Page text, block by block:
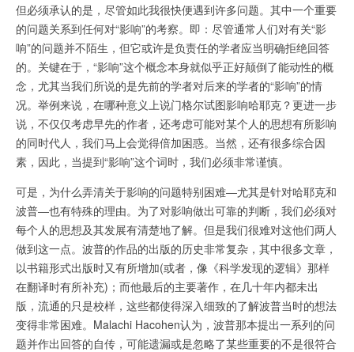
但必须承认的是，尽管如此我很快便遇到许多问题。其中一个重要
的问题关系到任何对“影响”的考察。即：尽管通常人们对有关“影
响”的问题并不陌生，但它或许是负责任的学者应当明确拒绝回答
的。关键在于，“影响”这个概念本身就似乎正好颠倒了能动性的概
念，尤其当我们所说的是先前的学者对后来的学者的“影响”的情
况。举例来说，在哪种意义上说门格尔试图影响哈耶克？更进一步
说，不仅仅考虑早先的作者，还考虑可能对某个人的思想有所影响
的同时代人，我们马上会觉得倍加困惑。当然，还有很多综合因
素，因此，当提到“影响”这个词时，我们必须非常谨慎。
可是，为什么弄清关于影响的问题特别困难—尤其是针对哈耶克和
波普—也有特殊的理由。为了对影响做出可靠的判断，我们必须对
每个人的思想及其发展有清楚地了解。但是我们很难对这他们两人
做到这一点。波普的作品的出版的历史非常复杂，其中很多文章，
以书籍形式出版时又有所增加(或者，像《科学发现的逻辑》那样
在翻译时有所补充)；而他最后的主要著作，在几十年内都未出
版，流通的只是校样，这些都使得深入细致的了解波普当时的想法
变得非常困难。Malachi Hacohen认为，波普那本提出一系列的问
题并作出回答的自传，可能遗漏或是忽略了某些重要的不是很符合